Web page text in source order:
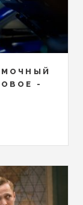
-